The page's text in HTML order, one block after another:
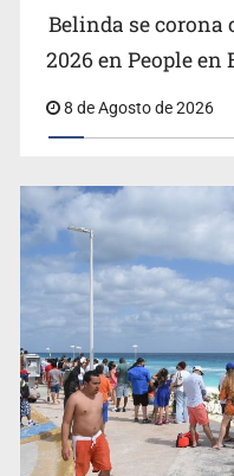
EU reanudará este
Michoacán
Belinda se corona
2026 en People en
8 de Agosto de 2026